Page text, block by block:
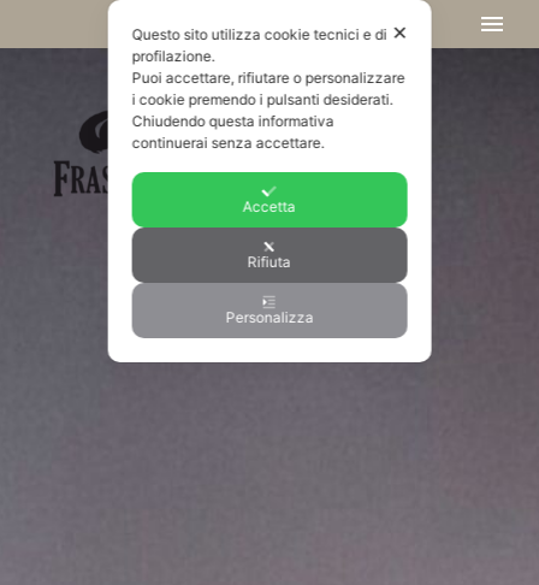
✕
Questo sito utilizza cookie tecnici e di
profilazione.
Puoi accettare, rifiutare o personalizzare
i cookie premendo i pulsanti desiderati.
Chiudendo questa informativa
continuerai senza accettare.
Accetta
Rifiuta
Personalizza